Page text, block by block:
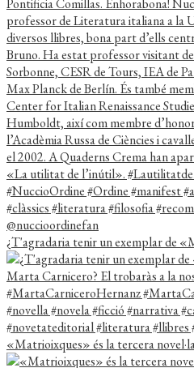
¿T'agradaria tenir un exemplar de
«Matrioixques» és la tercera